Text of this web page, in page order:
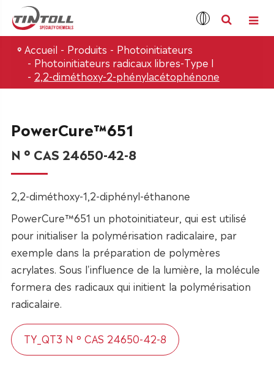
Accueil Produits
Photoinitiateurs
Photoinitiateurs radicaux libres-Type I
2,2-diméthoxy-2-phénylacétophénone
PowerCure™651
N ° CAS 24650-42-8
2,2-diméthoxy-1,2-diphényl-éthanone
PowerCure™651 un photoinitiateur, qui est utilisé
pour initialiser la polymérisation radicalaire, par
exemple dans la préparation de polymères
acrylates. Sous l'influence de la lumière, la molécule
formera des radicaux qui initient la polymérisation
radicalaire.
TY_QT3 N ° CAS 24650-42-8